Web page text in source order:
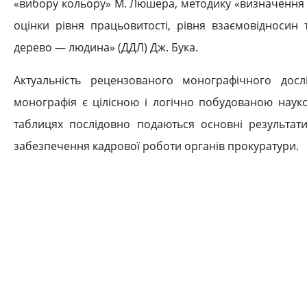
«вибору кольору» М. Люшера, методику «визначення
оцінки рівня працьовитості, рівня
дерево — людина» (ДДЛ) Дж. Бука.
Актуальність рецензованого монографічного
монографія є цілісною і логічно побудованою
таблицях послідовно подаються основні
забезпечення кадрової роботи органів прокуратури.